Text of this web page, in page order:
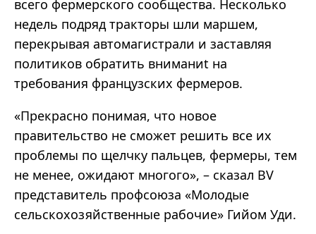
всего фермерского сообщества. Несколько
недель подряд тракторы шли маршем,
перекрывая автомагистрали и заставляя
политиков обратить вниманиt на
требования французских фермеров.
«Прекрасно понимая, что новое
правительство не сможет решить все их
проблемы по щелчку пальцев, фермеры, тем
не менее, ожидают многого», – сказал BV
представитель профсоюза «Молодые
сельскохозяйственные рабочие» Гийом Уди.